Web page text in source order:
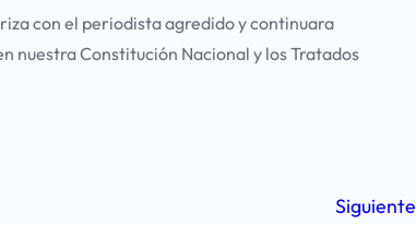
con el periodista agredido y continuara
nuestra Constitución Nacional y los Tratados
Siguiente